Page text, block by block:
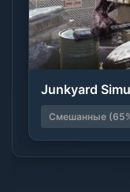
Junkyard
Смешанные